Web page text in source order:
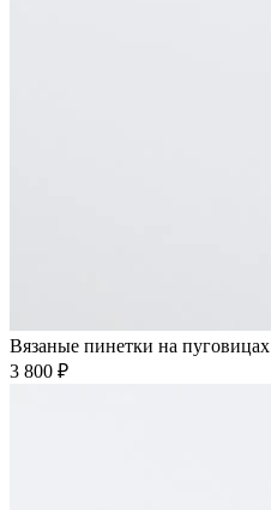
Вязаные пинетки на пуговицах
3 800 ₽